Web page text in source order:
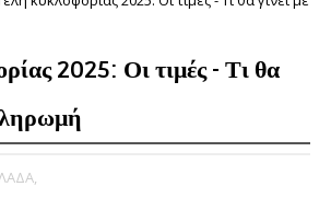
2025: Οι τιμές - Τι θα